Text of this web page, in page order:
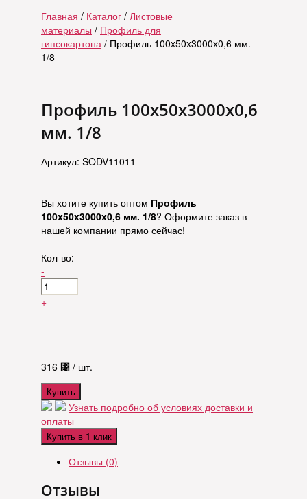
Главная / Каталог / Листовые
материалы / Профиль для
гипсокартона / Профиль 100x50x3000x0,6 мм.
1/8
Профиль 100x50x3000x0,6
мм. 1/8
Артикул: SODV11011
Вы хотите купить оптом Профиль
100x50x3000x0,6 мм. 1/8? Оформите заказ в
нашей компании прямо сейчас!
Кол-во:
-
+
316 ⃄ / шт.
Купить
Узнать подробно об условиях доставки и
оплаты
Купить в 1 клик
Отзывы (0)
Отзывы